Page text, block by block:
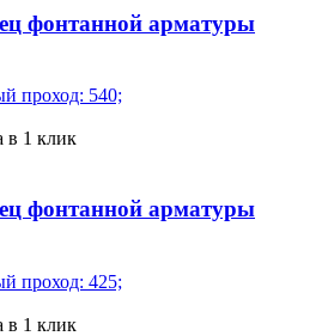
фонтанной арматуры
проход: 540;
в 1 клик
фонтанной арматуры
проход: 425;
в 1 клик